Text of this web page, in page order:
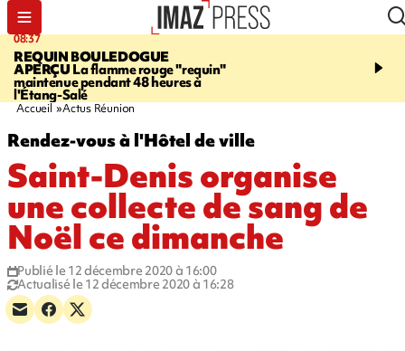
08:37
REQUIN BOULEDOGUE
APERÇU La flamme rouge "requin"
maintenue pendant 48 heures à
l'Étang-Salé
11:31
poutres en aluminium
Accueil Actus Réunion
Rendez-vous à l'Hôtel de ville
Saint-Denis organise
une collecte de sang de
Noël ce dimanche
Publié le 12 décembre 2020 à 16:00
Actualisé le 12 décembre 2020 à 16:28